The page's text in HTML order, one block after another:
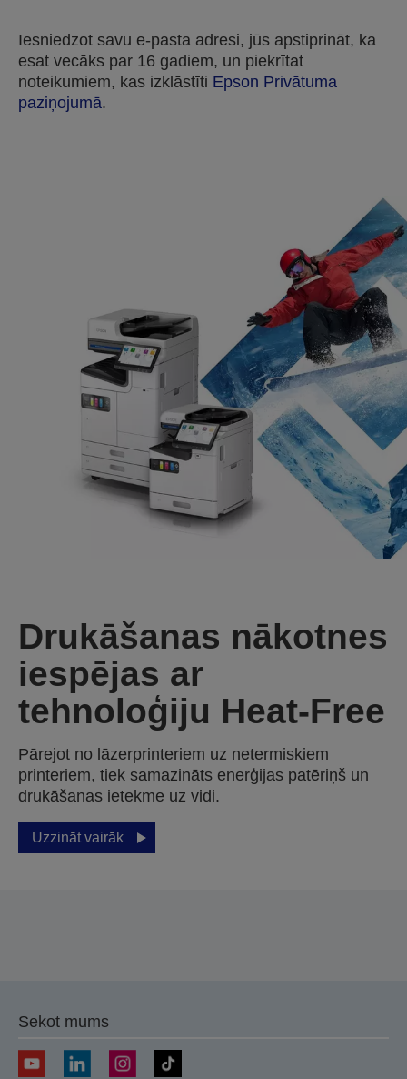
Iesniedzot savu e-pasta adresi, jūs apstiprināt, ka
esat vecāks par 16 gadiem, un piekrītat
noteikumiem, kas izklāstīti Epson Privātuma
paziņojumā.
We will get in touch with you within the next few
Drukāšanas nākotnes
iespējas ar
tehnoloģiju Heat-Free
Pārejot no lāzerprinteriem uz netermiskiem
printeriem, tiek samazināts enerģijas patēriņš un
drukāšanas ietekme uz vidi.
Uzzināt vairāk
Sekot mums